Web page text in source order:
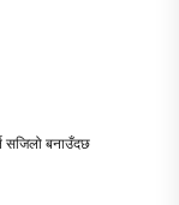
सजिलो बनाउँदछ